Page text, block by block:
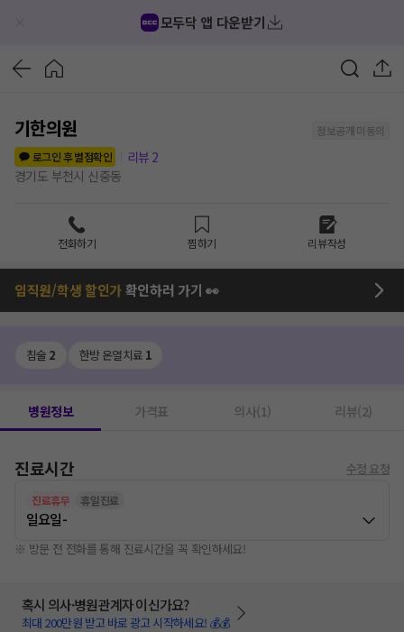
모두닥 앱 다운받기
기한의원
정보공개 미동의
로그인 후 별점확인
리뷰 2
경기도 부천시 신중동
전화하기 찜하기 리뷰작성
임직원/학생 할인가확인하러 가기 👀
침술 2 한방 온열치료 1
병원정보 가격표 의사(1) 리뷰(2)
진료시간 수정 요청
진료휴무 휴일진료
일요일-
※ 방문 전 전화를 통해 진료시간을 꼭 확인하세요!
혹시 의사·병원관계자 이신가요?
최대 200만원 받고 바로 광고 시작하세요! 💰💰